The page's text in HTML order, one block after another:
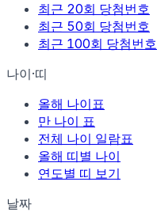
최근 20회 당첨번호
최근 50회 당첨번호
최근 100회 당첨번호
나이·띠
올해 나이표
만 나이 표
전체 나이 일람표
올해 띠별 나이
연도별 띠 보기
날짜